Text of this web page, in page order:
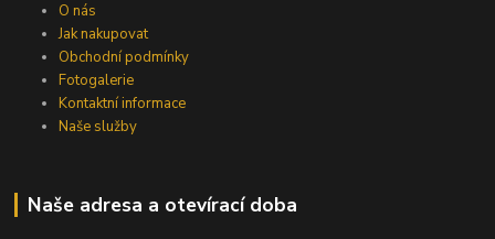
O nás
Jak nakupovat
Obchodní podmínky
Fotogalerie
Kontaktní informace
Naše služby
Naše adresa a otevírací doba